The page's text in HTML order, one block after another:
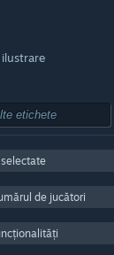
ilustrare
de jucători
de jucători